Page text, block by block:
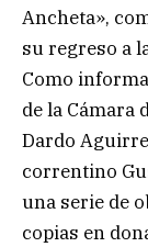
Ancheta»,
su regreso a
Como
de la Cámara
Dardo
correntino
una serie de
copias en